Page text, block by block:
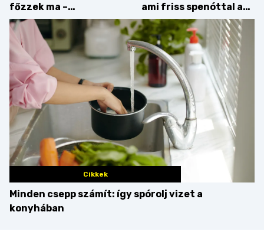
főzzek ma –
Főszerepben a
camembert
ami friss spenóttal az
igazi
Cikkek
Minden csepp számít: így spórolj vizet a
konyhában